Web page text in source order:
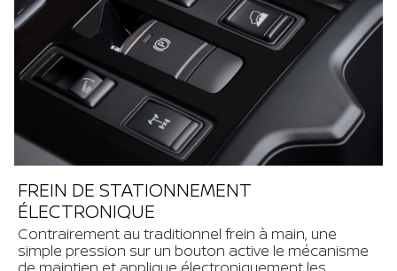
FREIN DE STATIONNEMENT
ÉLECTRONIQUE
Contrairement au traditionnel frein à main, une
simple pression sur un bouton active le mécanisme